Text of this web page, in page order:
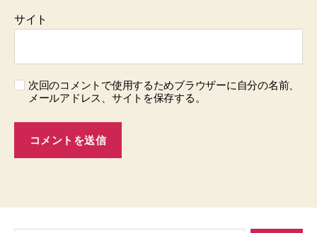
サイト
次回のコメントで使用するためブラウザーに自分の名前、
メールアドレス、サイトを保存する。